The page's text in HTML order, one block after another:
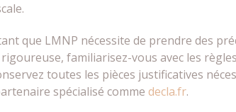
que LMNP nécessite de prendre des
familiarisez-vous avec les
toutes les pièces justificatives
spécialisé comme decla.fr.